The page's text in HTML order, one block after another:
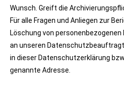
Wunsch. Greift die
Für alle Fragen und Anliegen zur
Löschung von
an unseren
in dieser Datenschutzerklärung
genannte Adresse.